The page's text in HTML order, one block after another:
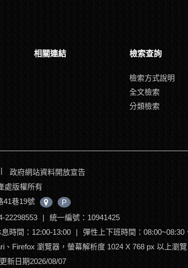
相關連結 檢索查詢
檢索方式說明
全文檢索
分類檢索
政府網站資料開放宣告
處版權所有
41巷19號
中
心
位
P
22298553 |
統一編號：10941425
時間：12:00-13:00 |
彈性上下班時間：08:00~08:30
、Firefox 瀏覽器，螢幕解析度 1024 X 768 px 以上瀏覽
更新日期2026/08/07